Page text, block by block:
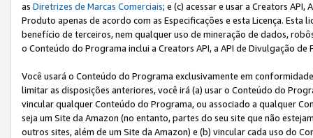
as Diretrizes de Marcas Comerciais; e (c) acessar e usar a Creators
Produto apenas de acordo com as Especificações e esta Licença.
benefício de terceiros, nem qualquer uso de mineração de dados,
o Conteúdo do Programa inclui a Creators API, a API de Divulgação
Você usará o Conteúdo do Programa exclusivamente em
limitar as disposições anteriores, você irá (a) usar o Conteúdo do
vincular qualquer Conteúdo do Programa, ou associado a qualquer
seja um Site da Amazon (no entanto, partes do seu site que não
outros sites, além de um Site da Amazon) e (b) vincular cada uso do